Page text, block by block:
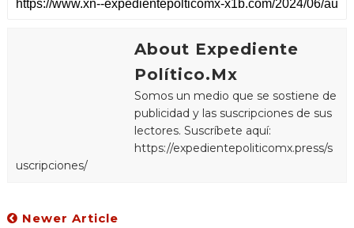
About Expediente
Político.Mx
Somos un medio que se sostiene de
publicidad y las suscripciones de sus
lectores. Suscríbete aquí:
https://expedientepoliticomx.press/s
uscripciones/
Newer Article